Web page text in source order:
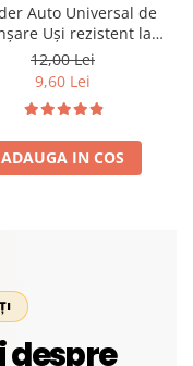
Auto Universal de
Uși rezistent la
intemperii, raze UV,
și temperaturi
extreme
12,00 Lei
9,60 Lei
ADAUGA IN COS
despre